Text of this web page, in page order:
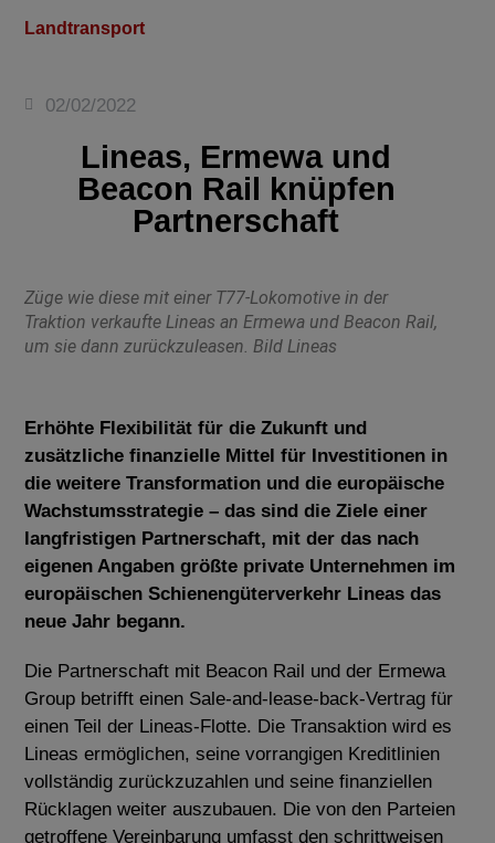
Landtransport
02/02/2022
Lineas, Ermewa und
Beacon Rail knüpfen
Partnerschaft
Züge wie diese mit einer T77-Lokomotive in der
Traktion verkaufte Lineas an Ermewa und Beacon Rail,
um sie dann zurückzuleasen. Bild Lineas
Erhöhte Flexibilität für die Zukunft und
zusätzliche finanzielle Mittel für Investitionen in
die weitere Transformation und die europäische
Wachstumsstrategie – das sind die Ziele einer
langfristigen Partnerschaft, mit der das nach
eigenen Angaben größte private Unternehmen im
europäischen Schienengüterverkehr Lineas das
neue Jahr begann.
Die Partnerschaft mit Beacon Rail und der Ermewa
Group betrifft einen Sale-and-lease-back-Vertrag für
einen Teil der Lineas-Flotte. Die Transaktion wird es
Lineas ermöglichen, seine vorrangigen Kreditlinien
vollständig zurückzuzahlen und seine finanziellen
Rücklagen weiter auszubauen. Die von den Parteien
getroffene Vereinbarung umfasst den schrittweisen